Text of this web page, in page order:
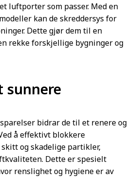
luftporter som passer. Med en
kan de skreddersys for
Dette gjør dem til en
rekke forskjellige bygninger og
sunnere
bidrar de til et renere og
å effektivt blokkere
og skadelige partikler,
Dette er spesielt
renslighet og hygiene er av